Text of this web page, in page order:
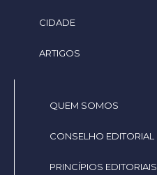
CIDADE
ARTIGOS
QUEM SOMOS
CONSELHO EDITORIAL
PRINCÍPIOS EDITORIAIS